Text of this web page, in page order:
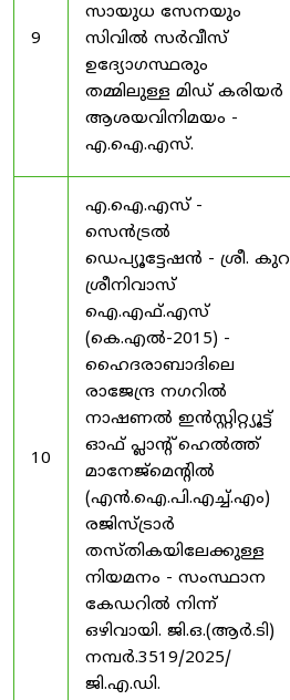
9
സായുധ സേനയും
സിവിൽ സർവീസ്
ഉദ്യോഗസ്ഥരും
തമ്മിലുള്ള മിഡ് കരിയർ
ആശയവിനിമയം -
എ.ഐ.എസ്.
10
എ.ഐ.എസ് -
സെൻട്രൽ
ഡെപ്യൂട്ടേഷൻ - ശ്രീ. കുറ
ശ്രീനിവാസ്
ഐ.എഫ്.എസ്
(കെ.എൽ-2015) -
ഹൈദരാബാദിലെ
രാജേന്ദ്ര നഗറിൽ
നാഷണൽ ഇൻസ്റ്റിറ്റ്യൂട്ട്
ഓഫ് പ്ലാന്റ് ഹെൽത്ത്
മാനേജ്‌മെന്റിൽ
(എൻ.ഐ.പി.എച്ച്.എം)
രജിസ്ട്രാർ
തസ്തികയിലേക്കുള്ള
നിയമനം - സംസ്ഥാന
കേഡറിൽ നിന്ന്
ഒഴിവായി. ജി.ഒ.(ആർ.ടി)
നമ്പർ.3519/2025/
ജി.എ.ഡി.